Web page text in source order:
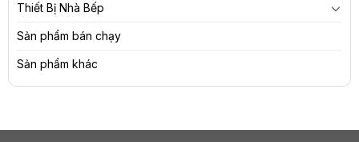
Thiết Bị Nhà Bếp
Sản phẩm bán chạy
Sản phẩm khác